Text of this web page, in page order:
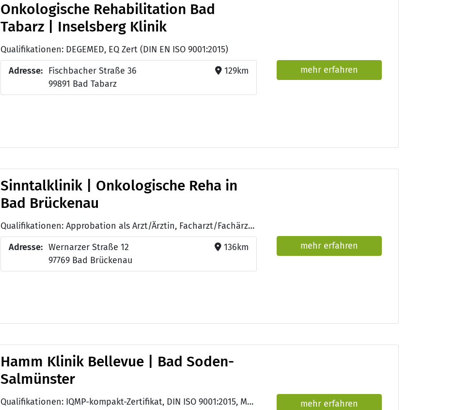
Onkologische Rehabilitation Bad
Tabarz | Inselsberg Klinik
Qualifikationen: DEGEMED, EQ Zert (DIN EN ISO 9001:2015)
Adresse:
Fischbacher Straße 36
99891 Bad Tabarz
129km mehr erfahren
Sinntalklinik | Onkologische Reha in
Bad Brückenau
Qualifikationen: Approbation als Arzt/Ärztin, Facharzt/Fachärztin für Urologie, QMS-REHA®
Adresse: Wernarzer Straße 12
97769 Bad Brückenau
136km mehr erfahren
Hamm Klinik Bellevue | Bad Soden-
Salmünster
Qualifikationen: IQMP-kompakt-Zertifikat, DIN ISO 9001:2015, Managementanforderungen der BGW zum Arbeitsschutz (MAAS BGW)
mehr erfahren